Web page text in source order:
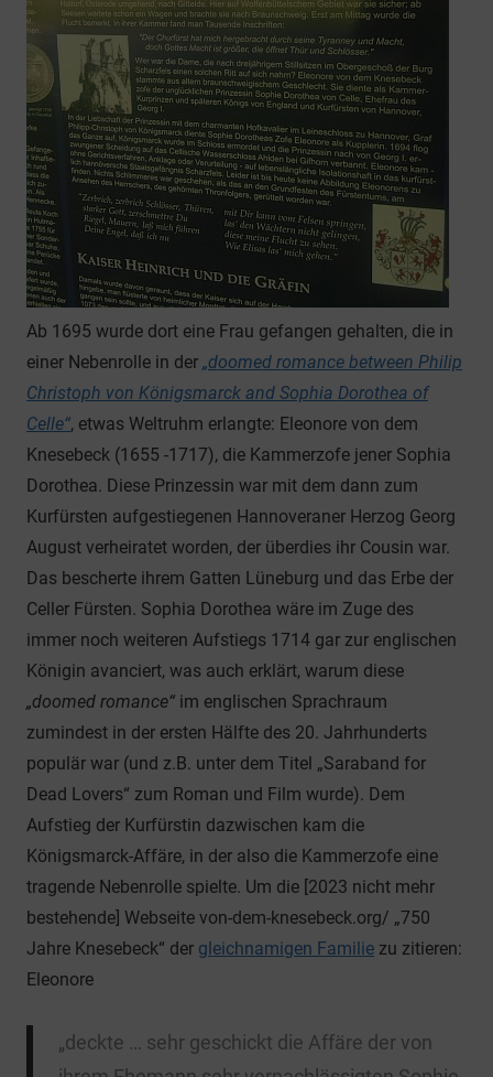
Ab 1695 wurde dort eine Frau gefangen gehalten, die in
einer Nebenrolle in der „doomed romance between Philip
Christoph von Königsmarck and Sophia Dorothea of
Celle“, etwas Weltruhm erlangte: Eleonore von dem
Knesebeck (1655 -1717), die Kammerzofe jener Sophia
Dorothea. Diese Prinzessin war mit dem dann zum
Kurfürsten aufgestiegenen Hannoveraner Herzog Georg
August verheiratet worden, der überdies ihr Cousin war.
Das bescherte ihrem Gatten Lüneburg und das Erbe der
Celler Fürsten. Sophia Dorothea wäre im Zuge des
immer noch weiteren Aufstiegs 1714 gar zur englischen
Königin avanciert, was auch erklärt, warum diese
„doomed romance“ im englischen Sprachraum
zumindest in der ersten Hälfte des 20. Jahrhunderts
populär war (und z.B. unter dem Titel „Saraband for
Dead Lovers“ zum Roman und Film wurde). Dem
Aufstieg der Kurfürstin dazwischen kam die
Königsmarck-Affäre, in der also die Kammerzofe eine
tragende Nebenrolle spielte. Um die [2023 nicht mehr
bestehende] Webseite von-dem-knesebeck.org/ „750
Jahre Knesebeck“ der gleichnamigen Familie zu zitieren:
Eleonore
„deckte … sehr geschickt die Affäre der von